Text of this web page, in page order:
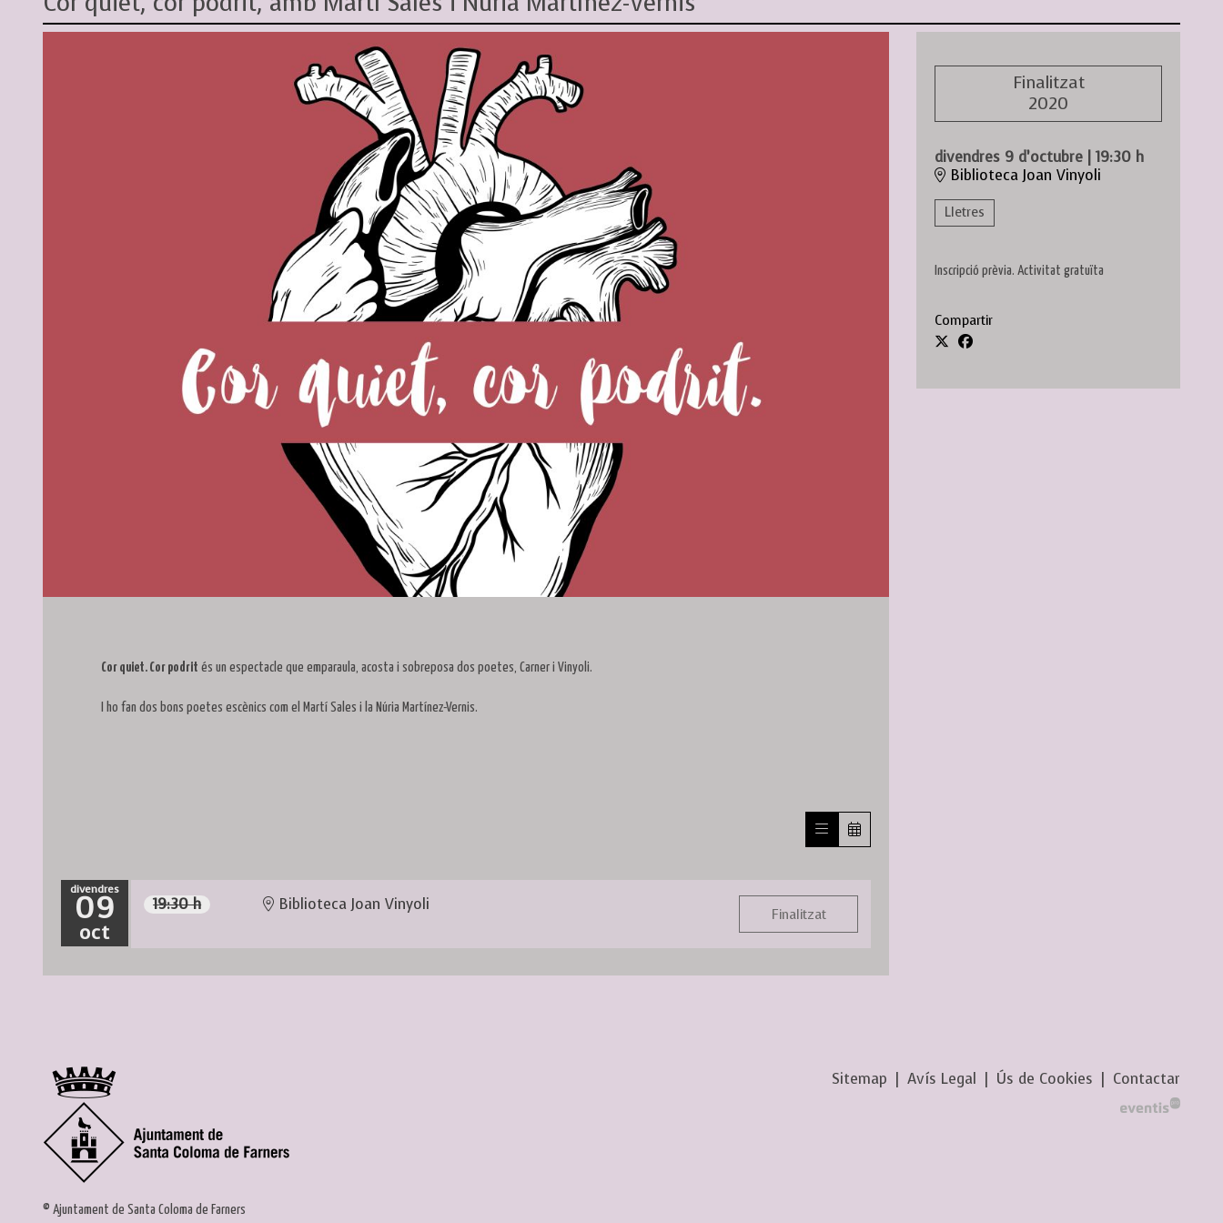
Finalitzat
2020
divendres 9 d’octubre | 19:30 h
Biblioteca Joan Vinyoli
Lletres
Inscripció prèvia. Activitat gratuïta
Compartir
Cor quiet. Cor podrit és un espectacle que emparaula, acosta i sobreposa dos poetes, Carner i Vinyoli.
I ho fan dos bons poetes escènics com el Martí Sales i la Núria Martínez-Vernis.
divendres
09
oct
19:30 h Biblioteca Joan Vinyoli
Finalitzat
© Ajuntament de Santa Coloma de Farners
Sitemap | Avís Legal | Ús de Cookies | Contactar